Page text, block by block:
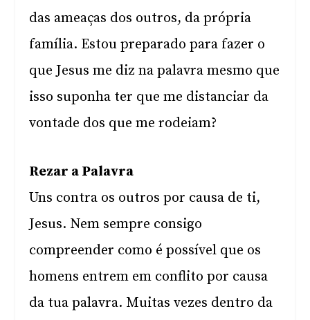
das ameaças dos outros, da própria
família. Estou preparado para fazer o
que Jesus me diz na palavra mesmo que
isso suponha ter que me distanciar da
vontade dos que me rodeiam?
Rezar a Palavra
Uns contra os outros por causa de ti,
Jesus. Nem sempre consigo
compreender como é possível que os
homens entrem em conflito por causa
da tua palavra. Muitas vezes dentro da